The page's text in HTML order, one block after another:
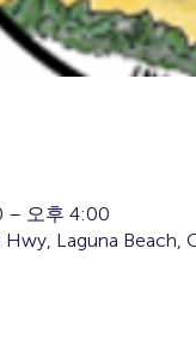
– 오후 4:00
Laguna Beach,